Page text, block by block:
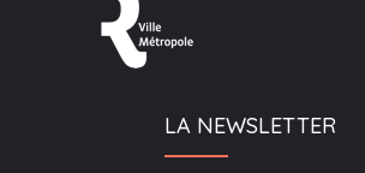
LA NEWSLETTER